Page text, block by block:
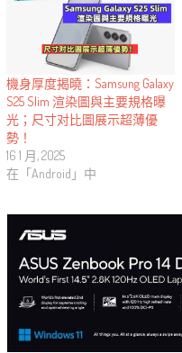
機身厚度揭曉：Samsung Galaxy
S25 Slim 渲染圖與主要規格曝
光；尺寸对比圖展示超薄優
勢！
16 1 月, 2025
在「Android」中